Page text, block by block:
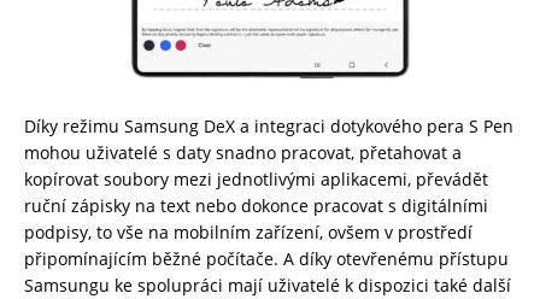
Díky režimu Samsung DeX a integraci dotykového pera S Pen
mohou uživatelé s daty snadno pracovat, přetahovat a
kopírovat soubory mezi jednotlivými aplikacemi, převádět
ruční zápisky na text nebo dokonce pracovat s digitálními
podpisy, to vše na mobilním zařízení, ovšem v prostředí
připomínajícím běžné počítače. A díky otevřenému přístupu
Samsungu ke spolupráci mají uživatelé k dispozici také další